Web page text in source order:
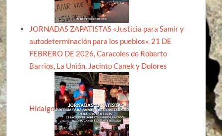
JORNADAS ZAPATISTAS «Justicia para Samir y
autodeterminación para los pueblos». 21 DE
FEBRERO DE 2026, Caracoles de Roberto
Barrios, La Unión, Jacinto Canek y Dolores
Hidalgo